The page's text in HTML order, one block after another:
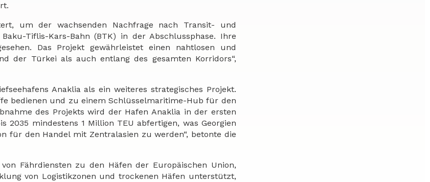
um der wachsenden Nachfrage nach Transit- und
Tiflis-Kars-Bahn (BTK) in der Abschlussphase. Ihre
Das Projekt gewährleistet einen nahtlosen und
der Türkei als auch entlang des gesamten Korridors“,
Anaklia als ein weiteres strategisches Projekt.
bedienen und zu einem Schlüsselmaritime-Hub für den
des Projekts wird der Hafen Anaklia in der ersten
2035 mindestens 1 Million TEU abfertigen, was Georgien
für den Handel mit Zentralasien zu werden“, betonte die
Fährdiensten zu den Häfen der Europäischen Union,
von Logistikzonen und trockenen Häfen unterstützt,